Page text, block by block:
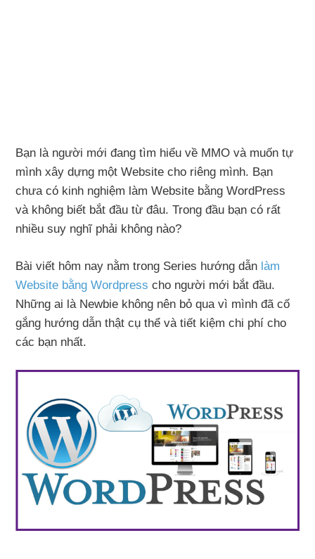
Bạn là người mới đang tìm hiểu về MMO và muốn tự
mình xây dựng một Website cho riêng mình. Bạn
chưa có kinh nghiệm làm Website bằng WordPress
và không biết bắt đầu từ đâu. Trong đầu bạn có rất
nhiều suy nghĩ phải không nào?
Bài viết hôm nay nằm trong Series hướng dẫn làm
Website bằng Wordpress cho người mới bắt đầu.
Những ai là Newbie không nên bỏ qua vì mình đã cố
gắng hướng dẫn thật cụ thể và tiết kiệm chi phí cho
các bạn nhất.